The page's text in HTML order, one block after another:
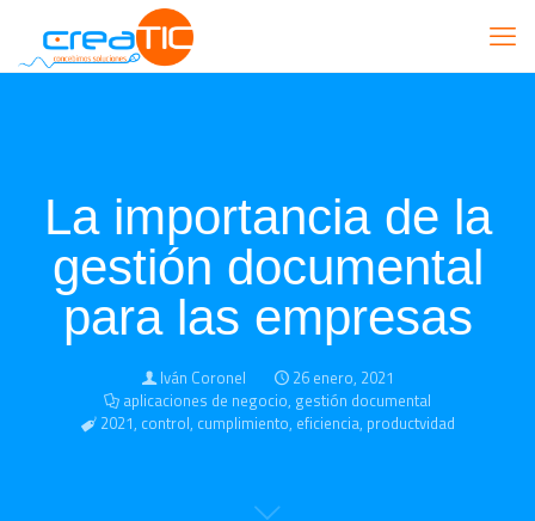
La importancia de la
gestión documental
para las empresas
Iván Coronel
26 enero, 2021
aplicaciones de negocio, gestión documental
2021, control, cumplimiento, eficiencia, productvidad